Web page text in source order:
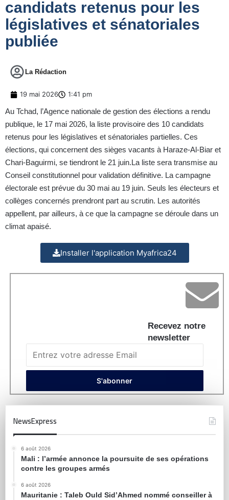
candidats retenus pour les
législatives et sénatoriales
publiée
La Rédaction
19 mai 2026 1:41 pm
Au Tchad, l’Agence nationale de gestion des élections a rendu
publique, le 17 mai 2026, la liste provisoire des 10 candidats
retenus pour les législatives et sénatoriales partielles. Ces
élections, qui concernent des sièges vacants à Haraze-Al-Biar et
Chari-Baguirmi, se tiendront le 21 juin.La liste sera transmise au
Conseil constitutionnel pour validation définitive. La campagne
électorale est prévue du 30 mai au 19 juin. Seuls les électeurs et
collèges concernés prendront part au scrutin. Les autorités
appellent, par ailleurs, à ce que la campagne se déroule dans un
climat apaisé.
Installer l'application Myafrica24
Recevez notre
newsletter
NewsExpress
6 août 2026
Mali : l’armée annonce la poursuite de ses opérations
contre les groupes armés
6 août 2026
Mauritanie : Taleb Ould Sid’Ahmed nommé conseiller à